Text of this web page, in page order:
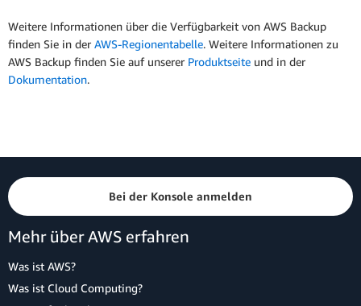
Weitere Informationen über die Verfügbarkeit von AWS Backup
finden Sie in der AWS-Regionentabelle. Weitere Informationen zu
AWS Backup finden Sie auf unserer Produktseite und in der
Dokumentation.
Bei der Konsole anmelden
Mehr über AWS erfahren
Was ist AWS?
Was ist Cloud Computing?